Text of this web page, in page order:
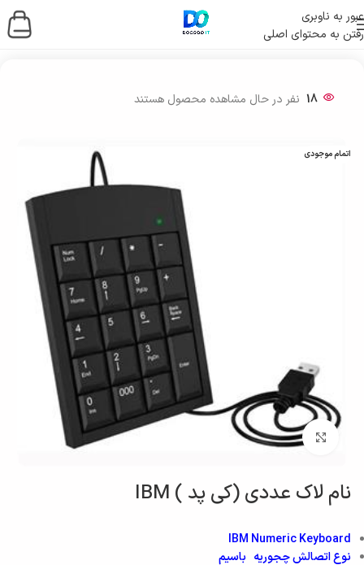
عبور به ناوبری
رفتن به محتوای اصلی
خانه/ لوازم جانبی کامپیوتر
18 نفر در حال مشاهده محصول هستند
اتمام موجودی
بزرگنمایی تصویر
نام لاک عددی (کی پد ) IBM
IBM Numeric Keyboard
نوع اتصالش چجوریه باسیم